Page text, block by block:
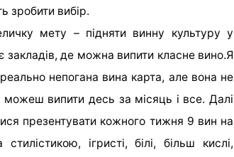
зробити вибір.
мету – підняти винну культуру у
закладів, де можна випити класне вино.Я
непогана вина карта, але вона не
можеш випити десь за місяць і все. Далі
презентувати кожного тижня 9 вин на
ігристі, білі, більш кислі,